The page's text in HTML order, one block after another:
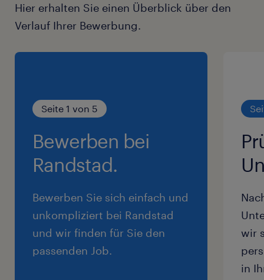
Hier erhalten Sie einen Überblick über den
Verlauf Ihrer Bewerbung.
Seite 1 von 5
Bewerben bei
Randstad.
Bewerben Sie sich einfach und
unkompliziert bei Randstad
und wir finden für Sie den
passenden Job.
wir
in